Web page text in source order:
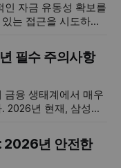
인 자금 유동성 확보를
는 접근을 시도하시
비
능을 전략적으로 활
대적인 자산 운용 기
필수 주의사항
금융 생태계에서 매우
2026년 현재, 삼성카
과 빅데이터 분석을
호하며, 동시에 긴급
한도 기반의 다양한
삼성카드 현금화를
2026년 안전한